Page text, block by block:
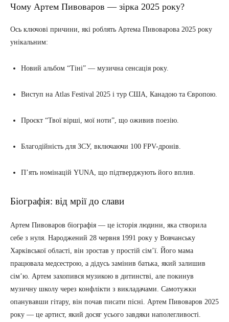
Чому Артем Пивоваров — зірка 2025 року?
Ось ключові причини, які роблять Артема Пивоварова 2025 року
унікальним:
Новий альбом “Тіні” — музична сенсація року.
Виступ на Atlas Festival 2025 і тур США, Канадою та Європою.
Проєкт “Твої вірші, мої ноти”, що оживив поезію.
Благодійність для ЗСУ, включаючи 100 FPV-дронів.
П’ять номінацій YUNA, що підтверджують його вплив.
Біографія: від мрії до слави
Артем Пивоваров біографія — це історія людини, яка створила
себе з нуля. Народжений 28 червня 1991 року у Вовчанську
Харківської області, він зростав у простій сім’ї. Його мама
працювала медсестрою, а дідусь замінив батька, який залишив
сім’ю. Артем захопився музикою в дитинстві, але покинув
музичну школу через конфлікти з викладачами. Самотужки
опанувавши гітару, він почав писати пісні. Артем Пивоваров 2025
року — це артист, який досяг усього завдяки наполегливості.